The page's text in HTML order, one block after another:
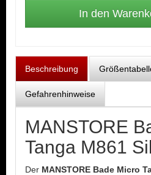
Beschreibung
Gefahrenhinweise
MANSTORE
Tanga M861
Der MANSTORE Bade Micro